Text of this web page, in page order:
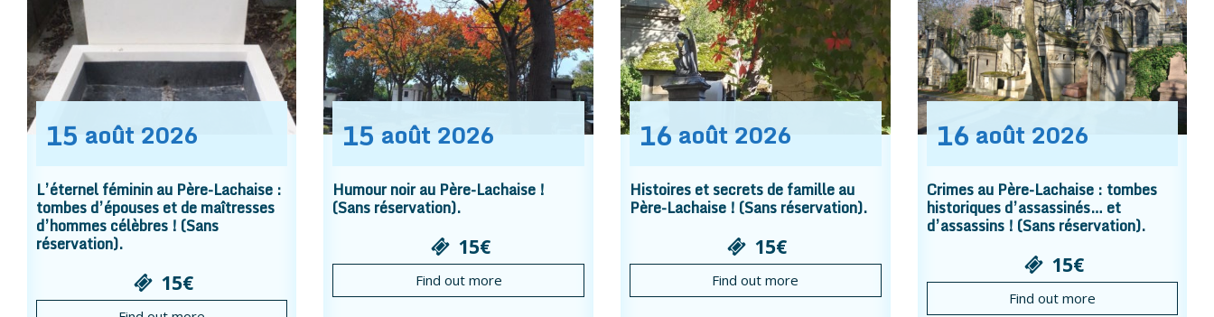
15 août 2026
L’éternel féminin au Père-Lachaise :
tombes d’épouses et de maîtresses
d’hommes célèbres ! (Sans
réservation).
15€
15 août 2026
Humour noir au Père-Lachaise !
(Sans réservation).
15€
Find out more
16 août 2026
Histoires et secrets de famille au
Père-Lachaise ! (Sans réservation).
15€
Find out more
16 août 2026
Crimes au Père-Lachaise : tombes
historiques d’assassinés… et
d’assassins ! (Sans réservation).
15€
Find out more